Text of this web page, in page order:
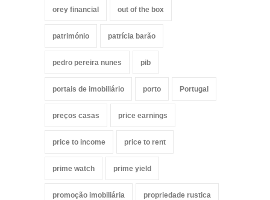
orey financial out of the box
património patrícia barão
pedro pereira nunes pib
portais de imobiliário porto Portugal
preços casas price earnings
price to income price to rent
prime watch prime yield
promoção imobiliária propriedade rustica